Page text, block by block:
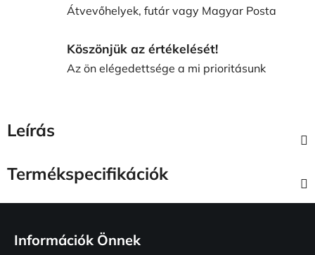
Átvevőhelyek, futár vagy Magyar Posta
Köszönjük az értékelését!
Az ön elégedettsége a mi prioritásunk
Leírás
Termékspecifikációk
Információk Önnek